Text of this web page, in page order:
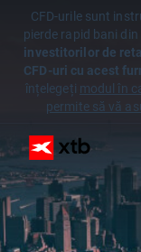
CFD-urile sunt
pierde rapid bani
investitorilor de
CFD-uri cu acest
înțelegeți modul în
permite să vă